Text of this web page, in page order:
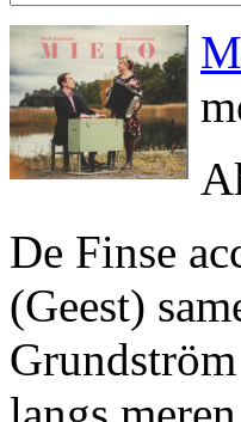
De Finse
(Geest)